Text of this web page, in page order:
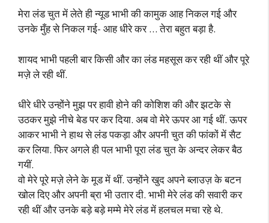
मेरा लंड चुत में लेते ही न्यूड भाभी की कामुक आह निकल गई और
उनके मुँह से निकल गई- आह धीरे कर … तेरा बहुत बड़ा है.
शायद भाभी पहली बार किसी और का लंड महसूस कर रही थीं और पूरे
मज़े ले रही थीं.
धीरे धीरे उन्होंने मुझ पर हावी होने की कोशिश की और झटके से
उठकर मुझे नीचे बेड पर कर दिया. अब वो मेरे ऊपर आ गई थीं. ऊपर
आकर भाभी ने हाथ से लंड पकड़ा और अपनी चुत की फांकों में सैट
कर लिया. फिर अगले ही पल भाभी पूरा लंड चुत के अन्दर लेकर बैठ
गयीं.
वो मेरे पूरे मज़े लेने के मूड में थीं. उन्होंने खुद अपने ब्लाउज़ के बटन
खोल दिए और अपनी ब्रा भी उतार दी. भाभी मेरे लंड की सवारी कर
रही थीं और उनके बड़े बड़े मम्मे मेरे लंड में हलचल मचा रहे थे.